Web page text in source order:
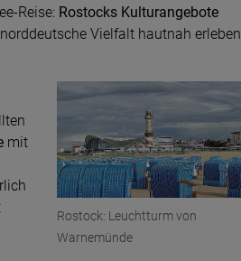
Reise: Rostocks Kulturangebote
Vielfalt hautnah erleben
mit
Rostock: Leuchtturm von
Warnemünde